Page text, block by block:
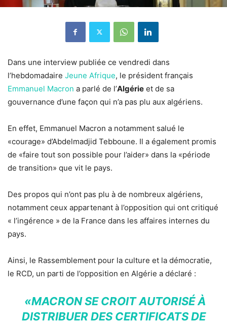
Dans une interview publiée ce vendredi dans
l’hebdomadaire Jeune Afrique, le président français
Emmanuel Macron a parlé de l’Algérie et de sa
gouvernance d’une façon qui n’a pas plu aux algériens.
En effet, Emmanuel Macron a notamment salué le
«courage» d’Abdelmadjid Tebboune. Il a également promis
de «faire tout son possible pour l’aider» dans la «période
de transition» que vit le pays.
Des propos qui n’ont pas plu à de nombreux algériens,
notamment ceux appartenant à l’opposition qui ont critiqué
« l’ingérence » de la France dans les affaires internes du
pays.
Ainsi, le Rassemblement pour la culture et la démocratie,
le RCD, un parti de l’opposition en Algérie a déclaré :
«MACRON SE CROIT AUTORISÉ À
DISTRIBUER DES CERTIFICATS DE